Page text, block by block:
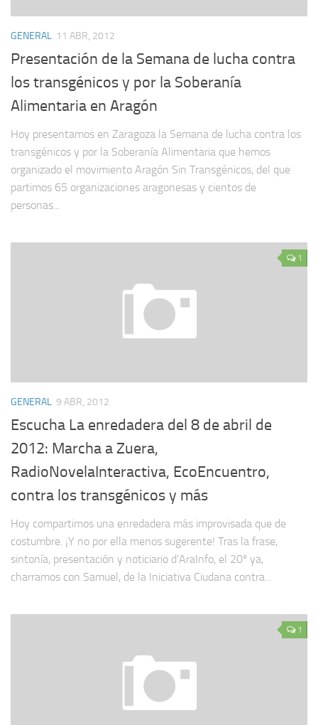
GENERAL 11 ABR, 2012
Presentación de la Semana de lucha contra
los transgénicos y por la Soberanía
Alimentaria en Aragón
Hoy presentamos en Zaragoza la Semana de lucha contra los
transgénicos y por la Soberanía Alimentaria que hemos
organizado el movimiento Aragón Sin Transgénicos, del que
partimos 65 organizaciones aragonesas y cientos de
personas...
1
GENERAL 9 ABR, 2012
Escucha La enredadera del 8 de abril de
2012: Marcha a Zuera,
RadioNovelaInteractiva, EcoEncuentro,
contra los transgénicos y más
Hoy compartimos una enredadera más improvisada que de
costumbre. ¡Y no por ella menos sugerente! Tras la frase,
sintonía, presentación y noticiario d’AraInfo, el 20º ya,
charramos con Samuel, de la Iniciativa Ciudana contra...
1